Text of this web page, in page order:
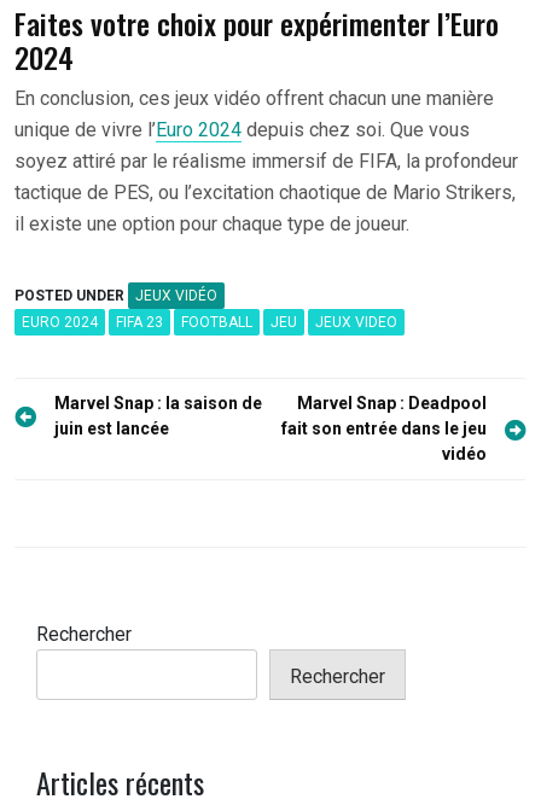
Faites votre choix pour expérimenter l’Euro
2024
En conclusion, ces jeux vidéo offrent chacun une manière
unique de vivre l’Euro 2024 depuis chez soi. Que vous
soyez attiré par le réalisme immersif de FIFA, la profondeur
tactique de PES, ou l’excitation chaotique de Mario Strikers,
il existe une option pour chaque type de joueur.
POSTED UNDER
JEUX VIDÉO
EURO 2024
FIFA 23 FOOTBALL JEU JEUX VIDEO
Navigation
de
Marvel Snap : la saison de
juin est lancée
Marvel Snap : Deadpool
fait son entrée dans le jeu
vidéo
Rechercher
Rechercher
Articles récents